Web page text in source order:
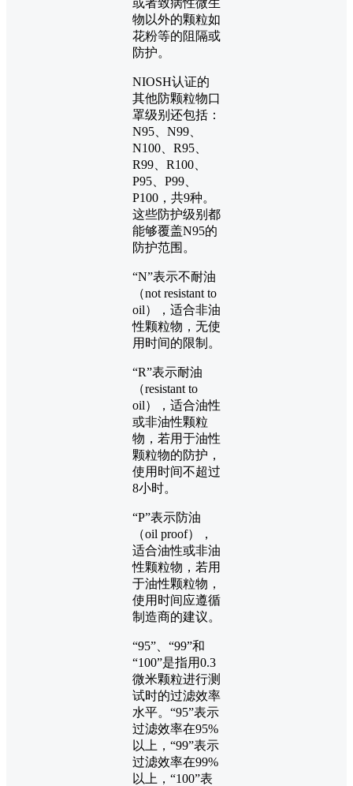
物以外的颗粒如
花粉等的阻隔或
防护。
NIOSH认证的
其他防颗粒物口
罩级别还包括：
N95、N99、
N100、R95、
R99、R100、
P95、P99、
P100，共9种。
这些防护级别都
能够覆盖N95的
防护范围。
“N”表示不耐油
（not resistant to
oil），适合非油
性颗粒物，无使
用时间的限制。
“R”表示耐油
（resistant to
oil），适合油性
或非油性颗粒
物，若用于油性
颗粒物的防护，
使用时间不超过
8小时。
“P”表示防油
（oil proof），
适合油性或非油
性颗粒物，若用
于油性颗粒物，
使用时间应遵循
制造商的建议。
“95”、“99”和
“100”是指用0.3
微米颗粒进行测
试时的过滤效率
水平。“95”表示
过滤效率在95%
以上，“99”表示
过滤效率在99%
以上，“100”表